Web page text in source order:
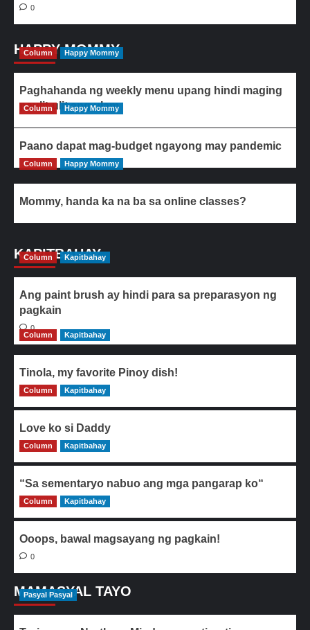
0
HAPPY MOMMY
Column Happy Mommy
Paghahanda ng weekly menu upang hindi maging
paulit-ulit ang ulam
Column Happy Mommy
Paano dapat mag-budget ngayong may pandemic
Column Happy Mommy
Mommy, handa ka na ba sa online classes?
KAPITBAHAY
Column Kapitbahay
Ang paint brush ay hindi para sa preparasyon ng
pagkain
0
Column
Kapitbahay
Tinola, my favorite Pinoy dish!
0
Column Kapitbahay
Love ko si Daddy
0
Column Kapitbahay
“Sa sementaryo nabuo ang mga pangarap ko“
0
Column Kapitbahay
Ooops, bawal magsayang ng pagkain!
0
MAMASYAL TAYO
Pasyal Pasyal